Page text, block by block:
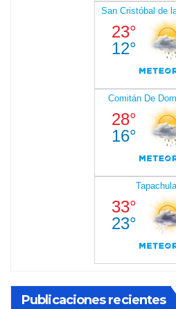
Publicaciones recientes